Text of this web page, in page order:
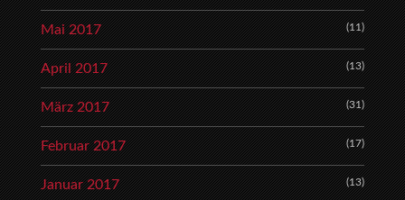
Mai 2017 (11)
April 2017 (13)
März 2017 (31)
Februar 2017 (17)
Januar 2017 (13)